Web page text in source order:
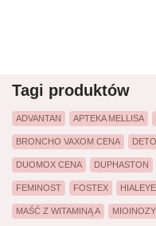
Tagi produktów
ADVANTAN APTEKA MELLISA
BRONCHO VAXOM CENA
DUOMOX CENA DUPHASTON
FEMINOST FOSTEX HIALEYE
MAŚĆ Z WITAMINĄ A